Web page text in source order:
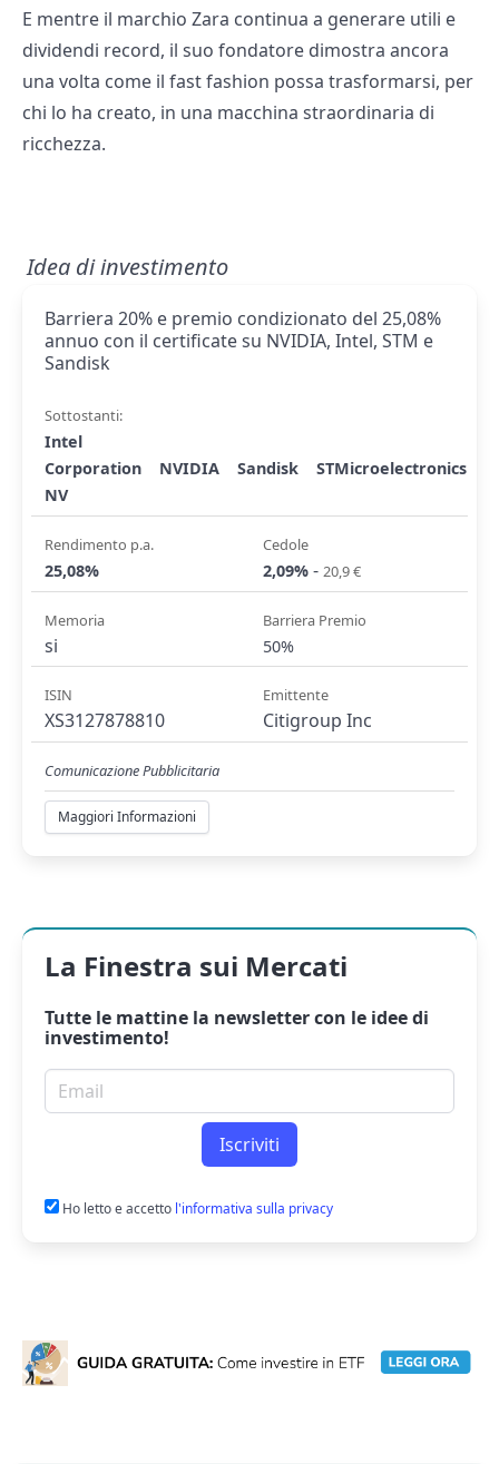
E mentre il marchio Zara continua a generare utili e
dividendi record, il suo fondatore dimostra ancora
una volta come il fast fashion possa trasformarsi, per
chi lo ha creato, in una macchina straordinaria di
ricchezza.
Idea di investimento
Barriera 20% e premio condizionato del 25,08%
annuo con il certificate su NVIDIA, Intel, STM e
Sandisk
Sottostanti:
Intel
Corporation
NVIDIA Sandisk
STMicroelectronics
NV
Rendimento p.a.
25,08%
Cedole
2,09% - 20,9 €
Memoria
si
Barriera Premio
50%
ISIN
XS3127878810
Emittente
Citigroup Inc
Comunicazione Pubblicitaria
Maggiori Informazioni
La Finestra sui Mercati
Tutte le mattine la newslettercon le idee di
investimento!
Email per newsletter
Iscriviti
Ho letto e accetto l'informativa sulla privacy